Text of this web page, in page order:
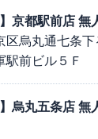
京都駅前店 無
区烏丸通七条下
前ビル５Ｆ
烏丸五条店 無